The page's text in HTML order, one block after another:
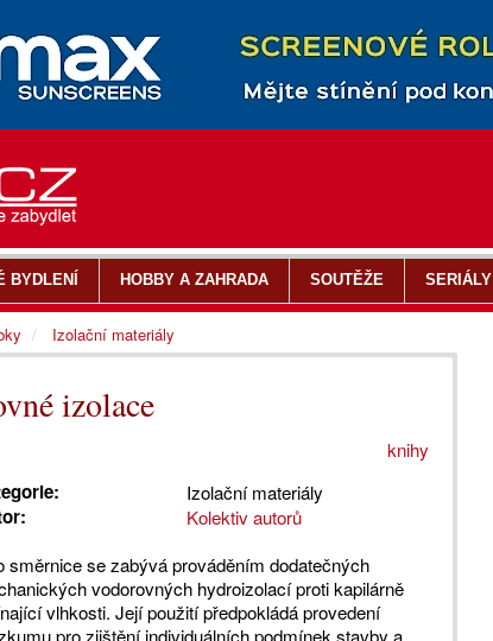
izolace
knihy
Izolační materiály
Kolektiv autorů
směrnice se zabývá prováděním dodatečných
vodorovných hydroizolací proti kapilárně
vlhkosti. Její použití předpokládá provedení
pro zjištění individuálních podmínek stavby a
BYDLENÍ HOBBY A ZAHRADA SOUTĚŽE SERIÁLY
Izolační materiály